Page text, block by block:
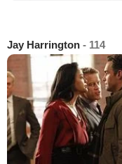
Jay Harrington - 114